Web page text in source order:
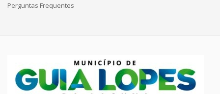
Perguntas Frequentes